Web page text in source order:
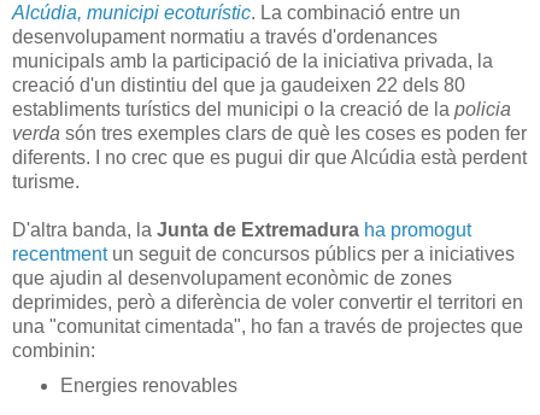
Alcúdia, municipi ecoturístic. La combinació entre un
desenvolupament normatiu a través d'ordenances
municipals amb la participació de la iniciativa privada, la
creació d'un distintiu del que ja gaudeixen 22 dels 80
establiments turístics del municipi o la creació de la policia
verda són tres exemples clars de què les coses es poden fer
diferents. I no crec que es pugui dir que Alcúdia està perdent
turisme.
D'altra banda, la Junta de Extremadura ha promogut
recentmentun seguit de concursos públics per a iniciatives
que ajudin al desenvolupament econòmic de zones
deprimides, però a diferència de voler convertir el territori en
una "comunitat cimentada", ho fan a través de projectes que
combinin:
Energies renovables